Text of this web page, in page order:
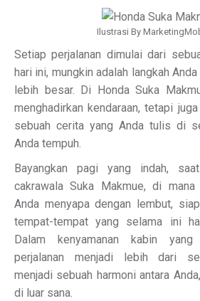
Ilustrasi By
Setiap perjalanan dimulai dari
hari ini, mungkin adalah langkah
lebih besar. Di Honda Suka
menghadirkan kendaraan, tetapi
sebuah cerita yang Anda tulis di
Anda tempuh.
Bayangkan pagi yang indah,
cakrawala Suka Makmue, di
Anda menyapa dengan lembut,
tempat-tempat yang selama ini
Dalam kenyamanan kabin
perjalanan menjadi lebih dari
menjadi sebuah harmoni antara
di luar sana.